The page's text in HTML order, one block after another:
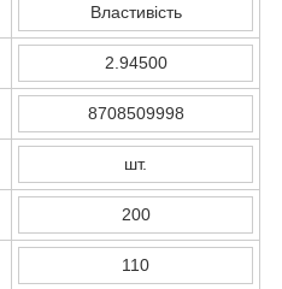
Властивість
2.94500
8708509998
шт.
200
110